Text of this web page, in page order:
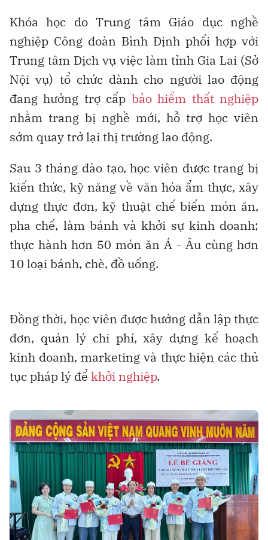
Khóa học do Trung tâm Giáo dục nghề
nghiệp Công đoàn Bình Định phối hợp với
Trung tâm Dịch vụ việc làm tỉnh Gia Lai (Sở
Nội vụ) tổ chức dành cho người lao động
đang hưởng trợ cấp bảo hiểm thất nghiệp
nhằm trang bị nghề mới, hỗ trợ học viên
sớm quay trở lại thị trường lao động.
Sau 3 tháng đào tạo, học viên được trang bị
kiến thức, kỹ năng về văn hóa ẩm thực, xây
dựng thực đơn, kỹ thuật chế biến món ăn,
pha chế, làm bánh và khởi sự kinh doanh;
thực hành hơn 50 món ăn Á - Âu cùng hơn
10 loại bánh, chè, đồ uống.
Đồng thời, học viên được hướng dẫn lập thực
đơn, quản lý chi phí, xây dựng kế hoạch
kinh doanh, marketing và thực hiện các thủ
tục pháp lý để khởi nghiệp.